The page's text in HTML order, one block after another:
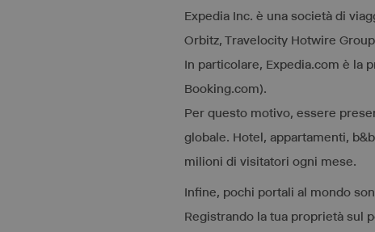
Expedia Inc. è una società di
Orbitz, Travelocity Hotwire
In particolare, Expedia.com è la
Booking.com).
Per questo motivo, essere
globale. Hotel, appartamenti,
milioni di visitatori ogni mese.
Infine, pochi portali al mondo
Registrando la tua proprietà sul